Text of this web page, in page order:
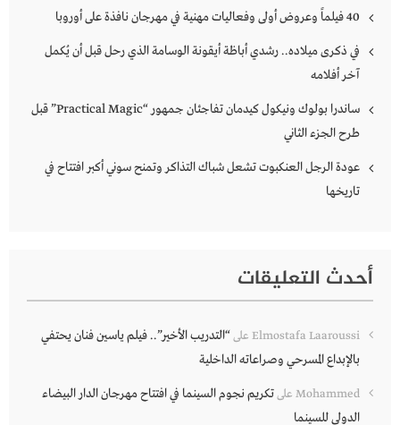
40 فيلماً وعروض أولى وفعاليات مهنية في مهرجان نافذة على أوروبا
في ذكرى ميلاده.. رشدي أباظة أيقونة الوسامة الذي رحل قبل أن يُكمل
آخر أفلامه
ساندرا بولوك ونيكول كيدمان تفاجئان جمهور “Practical Magic” قبل
طرح الجزء الثاني
عودة الرجل العنكبوت تشعل شباك التذاكر وتمنح سوني أكبر افتتاح في
تاريخها
أحدث التعليقات
Elmostafa Laaroussi على“التدريب الأخير”.. فيلم ياسين فنان يحتفي
بالإبداع المسرحي وصراعاته الداخلية
Mohammed علىتكريم نجوم السينما في افتتاح مهرجان الدار البيضاء
الدولي للسينما